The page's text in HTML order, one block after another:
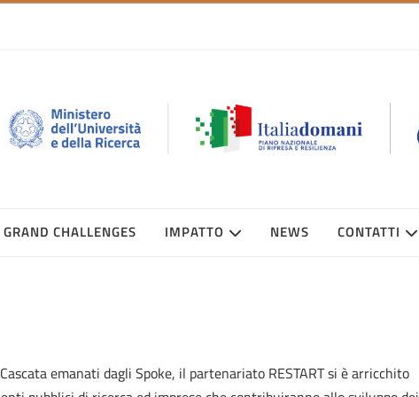
GRAND CHALLENGES IMPATTO NEWS CONTATTI
emanati dagli Spoke, il partenariato RESTART si è arricchito